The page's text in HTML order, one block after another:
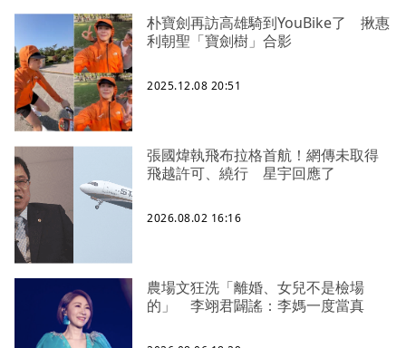
朴寶劍再訪高雄騎到YouBike了 揪惠
利朝聖「寶劍樹」合影
2025.12.08 20:51
張國煒執飛布拉格首航！網傳未取得
飛越許可、繞行 星宇回應了
2026.08.02 16:16
農場文狂洗「離婚、女兒不是檢場
的」 李翊君闢謠：李媽一度當真